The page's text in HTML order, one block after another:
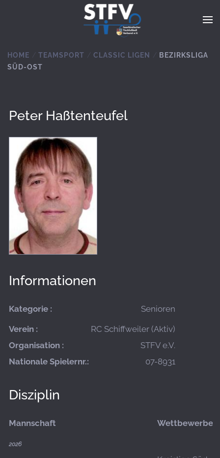
Zum Hauptinhalt springen
HOME TEAMSPORT CLASSIC LIGEN
BEZIRKSLIGA
SÜD-OST
Peter Haßtenteufel
Informationen
Kategorie : Senioren
Verein :
RC Schiffweiler (Aktiv)
Organisation :
STFV e.V.
Nationale Spielernr.:
07-8931
Disziplin
Mannschaft Wettbewerbe
2026